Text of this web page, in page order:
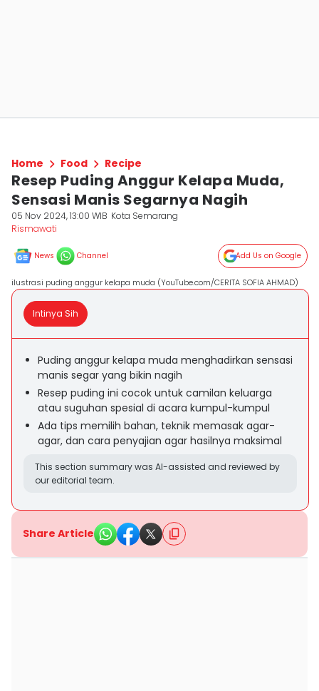
Home Food Recipe
Resep Puding Anggur Kelapa Muda,
Sensasi Manis Segarnya Nagih
05 Nov 2024, 13:00 WIB Kota Semarang
Rismawati
News Channel Add Us on Google
ilustrasi puding anggur kelapa muda (YouTube.com/CERITA SOFIA AHMAD)
Intinya Sih
Puding anggur kelapa muda menghadirkan sensasi
manis segar yang bikin nagih
Resep puding ini cocok untuk camilan keluarga
atau suguhan spesial di acara kumpul-kumpul
Ada tips memilih bahan, teknik memasak agar-
agar, dan cara penyajian agar hasilnya maksimal
This section summary was AI-assisted and reviewed by
our editorial team.
Share Article